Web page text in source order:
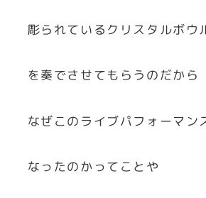
彫られているクリスタルボウ
を奏でさせてもらうのだから
なぜこのライブパフォーマン
なったのかってことや